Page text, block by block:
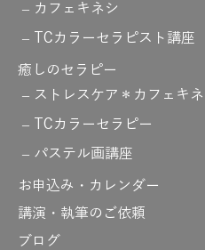
カフェキネシ
TCカラーセラピスト講座
癒しのセラピー
ストレスケア＊カフェキ
TCカラーセラピー
パステル画講座
お申込み・カレンダー
講演・執筆のご依頼
ブログ